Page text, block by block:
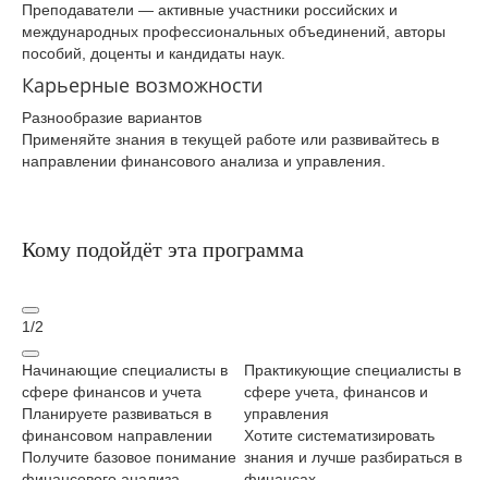
Преподаватели — активные участники российских и
международных профессиональных объединений, авторы
пособий, доценты и кандидаты наук.
Карьерные возможности
Разнообразие вариантов
Применяйте знания в текущей работе или развивайтесь в
направлении финансового анализа и управления.
Кому подойдёт эта программа
1/2
Начинающие специалисты в
сфере финансов и учета
Планируете развиваться в
финансовом направлении
Получите базовое понимание
Практикующие специалисты в
сфере учета, финансов и
управления
Хотите систематизировать
знания и лучше разбираться в